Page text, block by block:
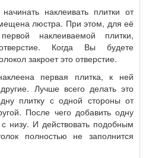
наклеивать плитки от
люстра. При этом, для её
наклеиваемой плитки,
Когда Вы будете
закроет это отверстие.
первая плитка, к ней
Лучше всего делать это
плитку с одной стороны от
После чего добавить одну
низу. И действовать подобным
полностью не заполнится